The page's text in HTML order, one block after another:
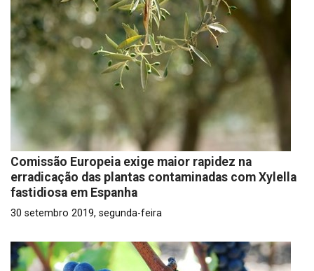
Comissão Europeia exige maior rapidez na
erradicação das plantas contaminadas com Xylella
fastidiosa em Espanha
30 setembro 2019, segunda-feira